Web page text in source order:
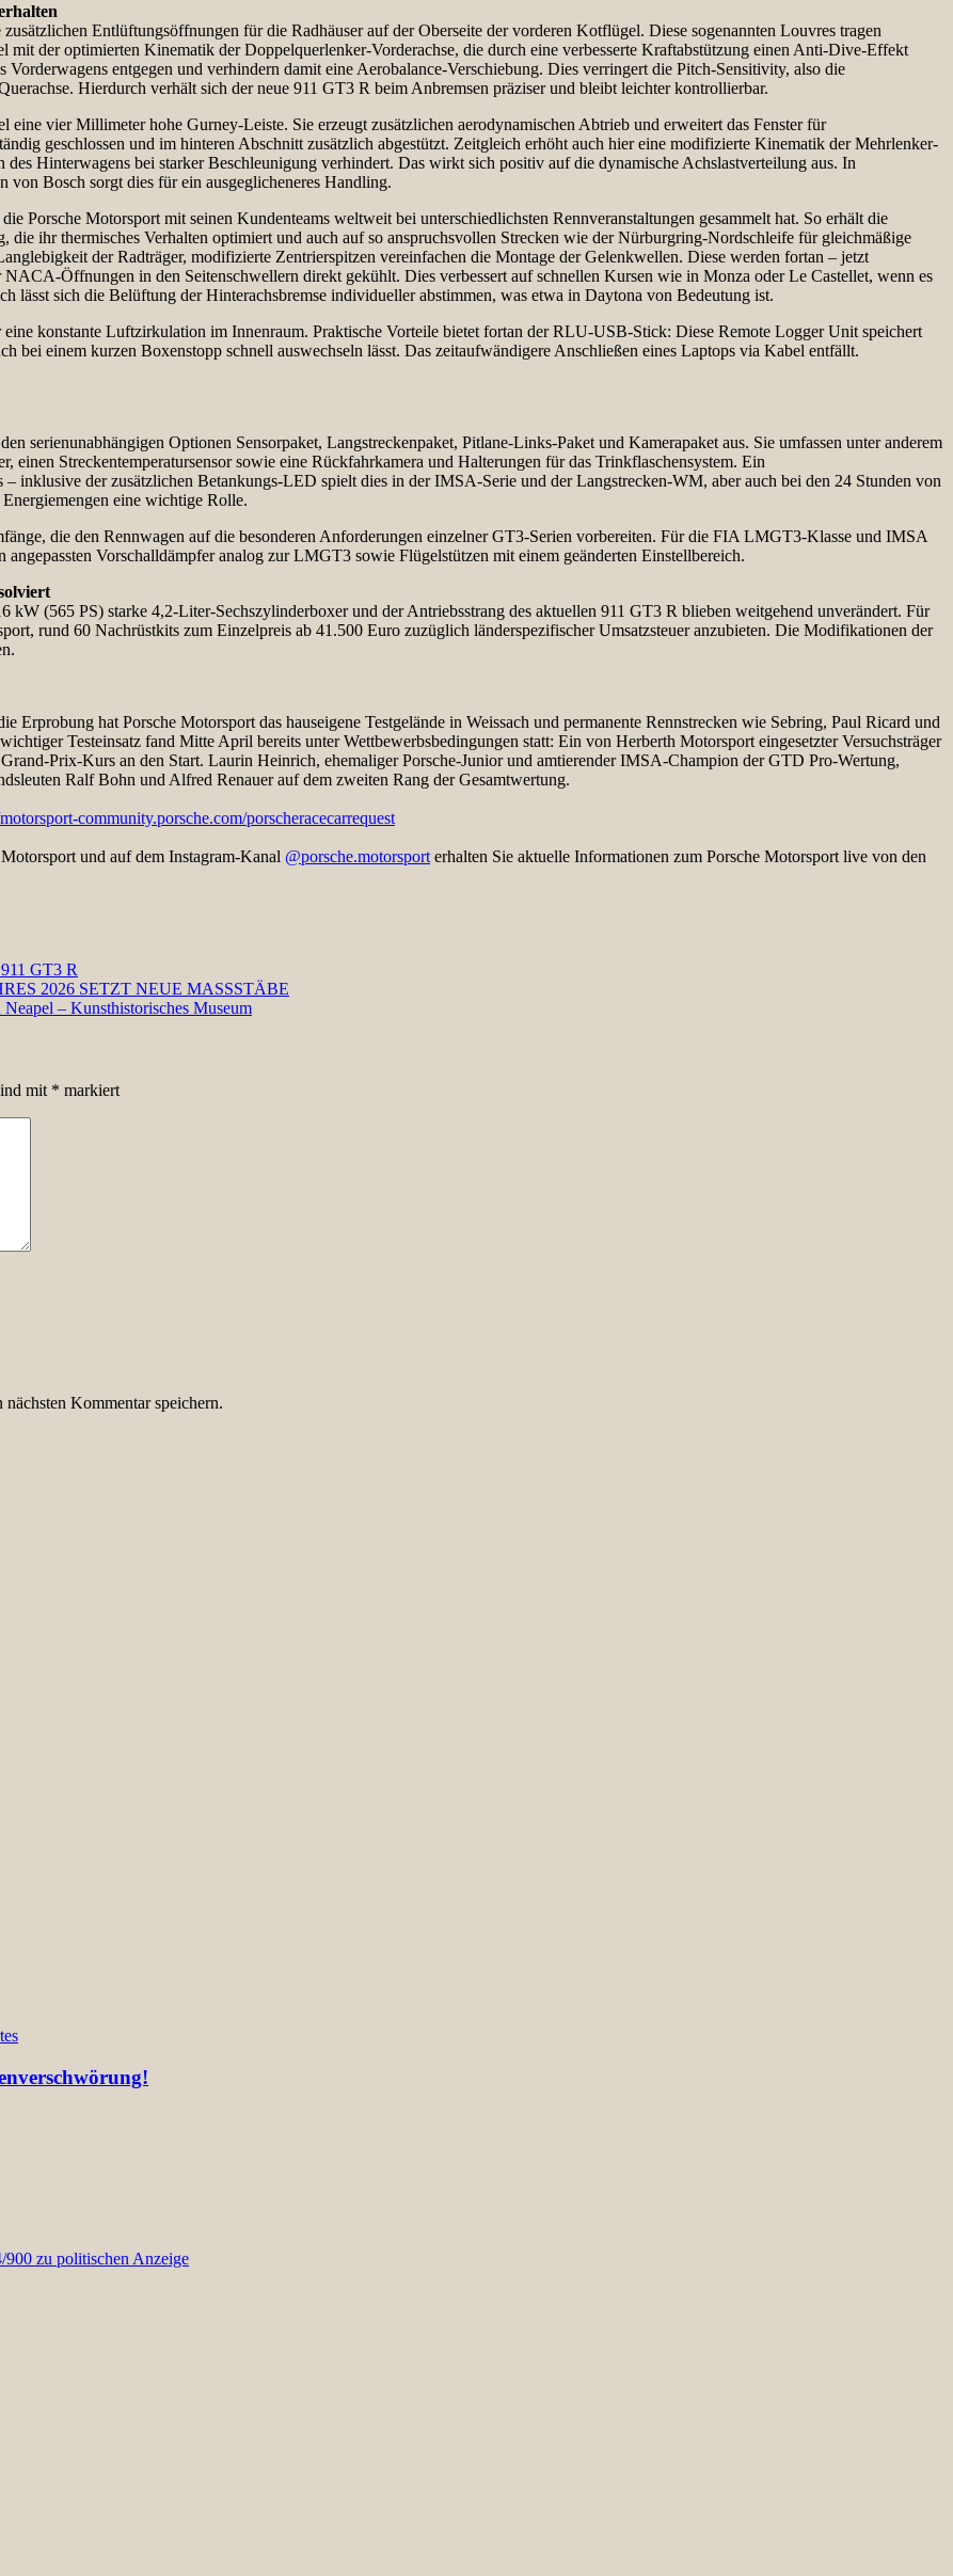
Entlüftungsöffnungen für die Radhäuser auf der Oberseite der vorderen Kotflügel. Diese sogenannten Louvres tragen
mit der optimierten Kinematik der Doppelquerlenker-Vorderachse, die durch eine verbesserte Kraftabstützung einen Anti-Dive-Effekt
entgegen und verhindern damit eine Aerobalance-Verschiebung. Dies verringert die Pitch-Sensitivity, also die
Hierdurch verhält sich der neue 911 GT3 R beim Anbremsen präziser und bleibt leichter kontrollierbar.
vier Millimeter hohe Gurney-Leiste. Sie erzeugt zusätzlichen aerodynamischen Abtrieb und erweitert das Fenster für
geschlossen und im hinteren Abschnitt zusätzlich abgestützt. Zeitgleich erhöht auch hier eine modifizierte Kinematik der Mehrlenker-
Hinterwagens bei starker Beschleunigung verhindert. Das wirkt sich positiv auf die dynamische Achslastverteilung aus. In
Bosch sorgt dies für ein ausgeglicheneres Handling.
Porsche Motorsport mit seinen Kundenteams weltweit bei unterschiedlichsten Rennveranstaltungen gesammelt hat. So erhält die
die ihr thermisches Verhalten optimiert und auch auf so anspruchsvollen Strecken wie der Nürburgring-Nordschleife für gleichmäßige
der Radträger, modifizierte Zentrierspitzen vereinfachen die Montage der Gelenkwellen. Diese werden fortan – jetzt
Öffnungen in den Seitenschwellern direkt gekühlt. Dies verbessert auf schnellen Kursen wie in Monza oder Le Castellet, wenn es
lässt sich die Belüftung der Hinterachsbremse individueller abstimmen, was etwa in Daytona von Bedeutung ist.
konstante Luftzirkulation im Innenraum. Praktische Vorteile bietet fortan der RLU-USB-Stick: Diese Remote Logger Unit speichert
bei einem kurzen Boxenstopp schnell auswechseln lässt. Das zeitaufwändigere Anschließen eines Laptops via Kabel entfällt.
serienunabhängigen Optionen Sensorpaket, Langstreckenpaket, Pitlane-Links-Paket und Kamerapaket aus. Sie umfassen unter anderem
einen Streckentemperatursensor sowie eine Rückfahrkamera und Halterungen für das Trinkflaschensystem. Ein
– inklusive der zusätzlichen Betankungs-LED spielt dies in der IMSA-Serie und der Langstrecken-WM, aber auch bei den 24 Stunden von
eine wichtige Rolle.
die den Rennwagen auf die besonderen Anforderungen einzelner GT3-Serien vorbereiten. Für die FIA LMGT3-Klasse und IMSA
Vorschalldämpfer analog zur LMGT3 sowie Flügelstützen mit einem geänderten Einstellbereich.
(565 PS) starke 4,2-Liter-Sechszylinderboxer und der Antriebsstrang des aktuellen 911 GT3 R blieben weitgehend unverändert. Für
rund 60 Nachrüstkits zum Einzelpreis ab 41.500 Euro zuzüglich länderspezifischer Umsatzsteuer anzubieten. Die Modifikationen der
hat Porsche Motorsport das hauseigene Testgelände in Weissach und permanente Rennstrecken wie Sebring, Paul Ricard und
Testeinsatz fand Mitte April bereits unter Wettbewerbsbedingungen statt: Ein von Herberth Motorsport eingesetzter Versuchsträger
Prix-Kurs an den Start. Laurin Heinrich, ehemaliger Porsche-Junior und amtierender IMSA-Champion der GTD Pro-Wertung,
Ralf Bohn und Alfred Renauer auf dem zweiten Rang der Gesamtwertung.
community.porsche.com/porscheracecarrequest
und auf dem Instagram-Kanal @porsche.motorsport erhalten Sie aktuelle Informationen zum Porsche Motorsport live von den
GT3 R
2026 SETZT NEUE MASSSTÄBE
– Kunsthistorisches Museum
mit * markiert
Kommentar speichern.
900 zu politischen Anzeige